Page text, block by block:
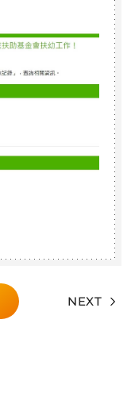
NEXT